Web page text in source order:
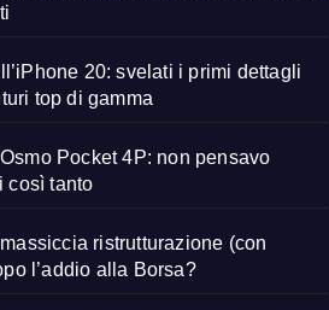
20: svelati i primi dettagli
top di gamma
Pocket 4P: non pensavo
così tanto
ristrutturazione (con
l’addio alla Borsa?